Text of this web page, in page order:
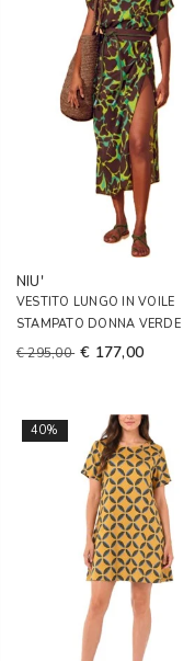
NIU'
VESTITO LUNGO IN VOILE
STAMPATO DONNA VERDE
€ 295,00 € 177,00
40%